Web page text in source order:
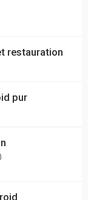
restauration
pur